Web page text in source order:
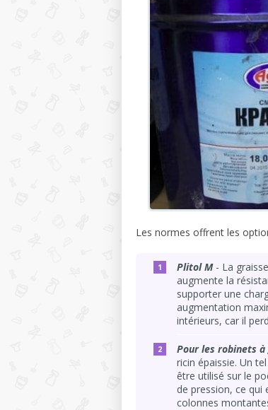
Les normes offrent les
Plitol M- La
augmente la
supporter une
augmentation
intérieurs, car il
Pour les robinets à
ricin épaissie. Un
être utilisé sur le
de pression, ce
colonnes